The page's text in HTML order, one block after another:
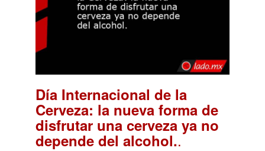
Día Internacional de la
Cerveza: la nueva forma de
disfrutar una cerveza ya no
depende del alcohol..